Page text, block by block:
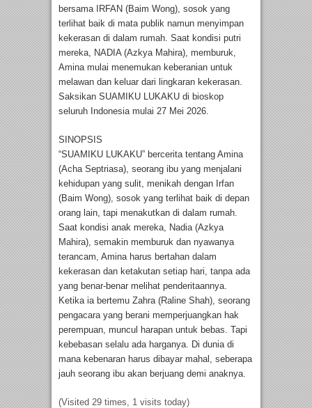
bersama IRFAN (Baim Wong), sosok yang
terlihat baik di mata publik namun menyimpan
kekerasan di dalam rumah. Saat kondisi putri
mereka, NADIA (Azkya Mahira), memburuk,
Amina mulai menemukan keberanian untuk
melawan dan keluar dari lingkaran kekerasan.
Saksikan SUAMIKU LUKAKU di bioskop
seluruh Indonesia mulai 27 Mei 2026.
SINOPSIS
“SUAMIKU LUKAKU” bercerita tentang Amina
(Acha Septriasa), seorang ibu yang menjalani
kehidupan yang sulit, menikah dengan Irfan
(Baim Wong), sosok yang terlihat baik di depan
orang lain, tapi menakutkan di dalam rumah.
Saat kondisi anak mereka, Nadia (Azkya
Mahira), semakin memburuk dan nyawanya
terancam, Amina harus bertahan dalam
kekerasan dan ketakutan setiap hari, tanpa ada
yang benar-benar melihat penderitaannya.
Ketika ia bertemu Zahra (Raline Shah), seorang
pengacara yang berani memperjuangkan hak
perempuan, muncul harapan untuk bebas. Tapi
kebebasan selalu ada harganya. Di dunia di
mana kebenaran harus dibayar mahal, seberapa
jauh seorang ibu akan berjuang demi anaknya.
(Visited 29 times, 1 visits today)